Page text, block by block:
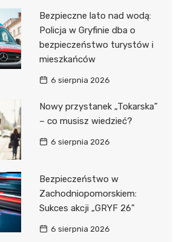
Bezpieczne lato nad wodą:
Policja w Gryfinie dba o
bezpieczeństwo turystów i
mieszkańców
6 sierpnia 2026
Nowy przystanek „Tokarska”
– co musisz wiedzieć?
6 sierpnia 2026
Bezpieczeństwo w
Zachodniopomorskiem:
Sukces akcji „GRYF 26”
6 sierpnia 2026